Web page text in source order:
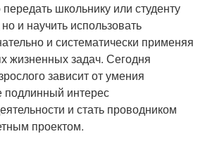
школьнику или студенту
и научить использовать
и систематически применяя
жизненных задач. Сегодня
зависит от умения
подлинный интерес
и стать проводником
проектом.